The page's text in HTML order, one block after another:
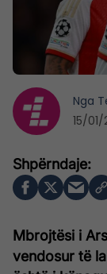
Mbrojtësi i
vendosur të
Nga
15/